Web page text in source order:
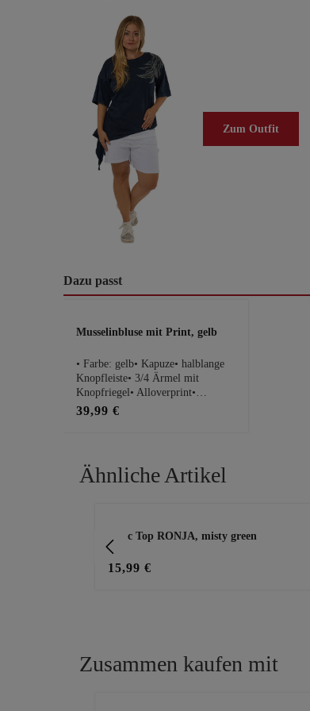
Zum Outfit
Dazu passt
Musselinbluse mit Print, gelb
• Farbe: gelb• Kapuze• halblange
Knopfleiste• 3/4 Ärmel mit
Knopfriegel• Alloverprint•
Rückseite ca. 14cm länger• 100%
BaumwollePassform Maße bei
69cmHinweis: Es handelt sich
hierbei um einen Nicht-tredy-
39,99 €
Ähnliche Artikel
Basic Top RONJA, misty green
15,99 €
Zusammen kaufen mit